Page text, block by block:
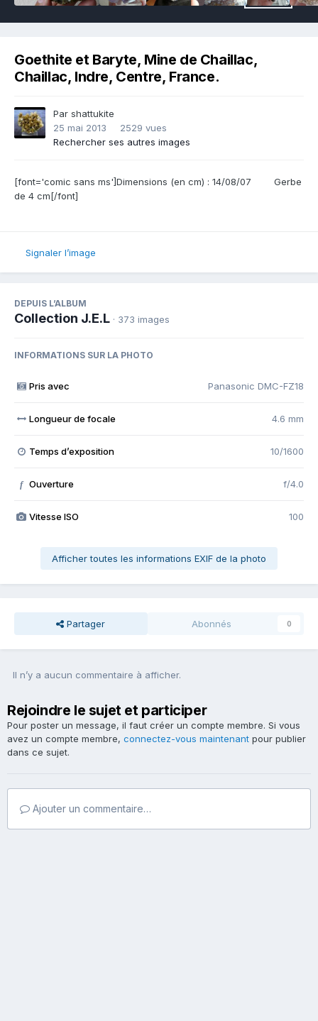
Goethite et Baryte, Mine de Chaillac,
Chaillac, Indre, Centre, France.
Par shattukite
25 mai 2013
2529 vues
Rechercher ses autres images
[font='comic sans ms']Dimensions (en cm) : 14/08/07 Gerbe
de 4 cm[/font]
Signaler l’image
DEPUIS L’ALBUM
Collection J.E.L · 373 images
INFORMATIONS SUR LA PHOTO
Pris avec Panasonic DMC-FZ18
Longueur de focale 4.6 mm
Temps d’exposition 10/1600
f Ouverture f/4.0
Vitesse ISO 100
Afficher toutes les informations EXIF de la photo
Partager Abonnés 0
Il n’y a aucun commentaire à afficher.
Rejoindre le sujet et participer
Pour poster un message, il faut créer un compte membre. Si vous
avez un compte membre, connectez-vous maintenant pour publier
dans ce sujet.
Ajouter un commentaire…